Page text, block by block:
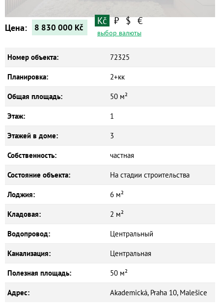
Цена: 8 830 000 Kč
Kč ₽ $ €
выбор валюты
Номер объекта: 72325
Планировка: 2+кк
Общая площадь: 50 м²
Этаж: 1
Этажей в доме: 3
Собственность: частная
Состояние объекта: На стадии строительства
Лоджия: 6 м²
Кладовая: 2 м²
Водопровод: Центральный
Канализация: Центральная
Полезная площадь: 50 м²
Адрес: Akademická, Praha 10, Malešice